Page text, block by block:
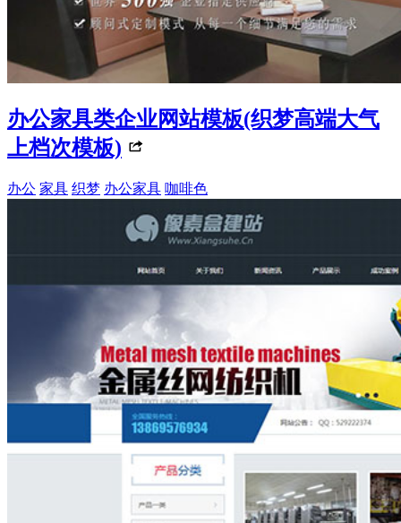
办公家具类企业网站模板(织梦高端大气
上档次模板)
办公 家具 织梦 办公家具 咖啡色